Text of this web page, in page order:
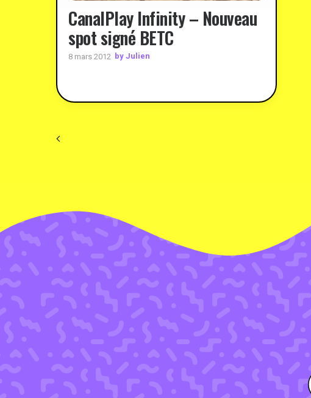
CanalPlay Infinity – Nouveau
spot signé BETC
8 mars 2012 by Julien